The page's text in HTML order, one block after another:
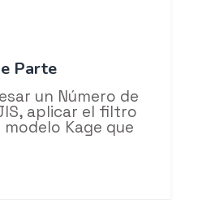
Parte
un Número de
aplicar el filtro
Kage que